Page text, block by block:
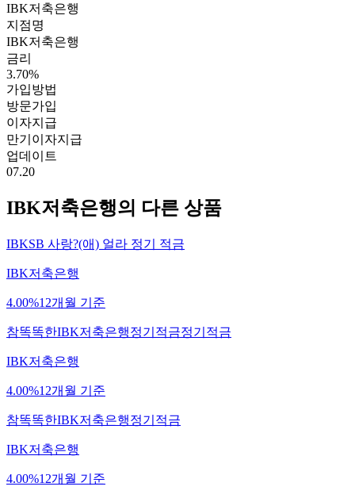
IBK저축은행
지점명
IBK저축은행
금리
3.70%
가입방법
방문가입
이자지급
만기이자지급
업데이트
07.20
IBK저축은행의 다른 상품
IBKSB 사랑?(애) 얼라 정기 적금
IBK저축은행
4.00%12개월 기준
참똑똑한IBK저축은행정기적금정기적금
IBK저축은행
4.00%12개월 기준
참똑똑한IBK저축은행정기적금
IBK저축은행
4.00%12개월 기준